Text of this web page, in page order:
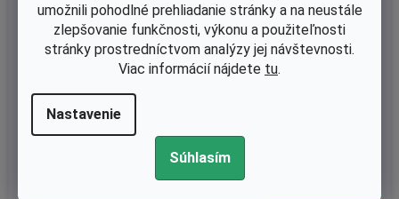
umožnili pohodlné prehliadanie stránky a na neustále
zlepšovanie funkčnosti, výkonu a použiteľnosti
stránky prostredníctvom analýzy jej návštevnosti.
Viac informácií nájdete tu.
Nastavenie
Súhlasím
Plynová rukoväť kompletný pro Stihl FS120, FS350, FS400, FS4
50, FS550 nahrádza 41287901309
Skladom